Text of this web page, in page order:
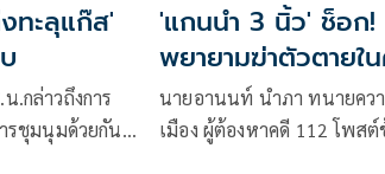
ทะลุแก๊ส'
.กล่าวถึงการ
รชุมนุมด้วยกัน
'แกนนำ 3 นิ้ว' ช็อก!
พยายามฆ่าตัวตาย
ยาพารา 60 เม็ด
นายอานนท์ นำภา ทนายคว
เมือง ผู้ต้องหาคดี 112 โพสต์ข้